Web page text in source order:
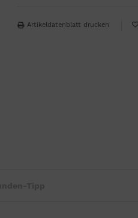
Artikeldatenblatt drucken